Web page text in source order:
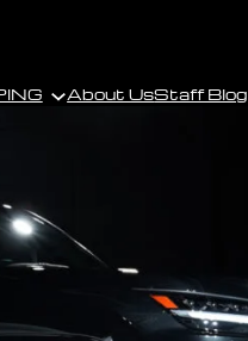
About UsStaff Blog